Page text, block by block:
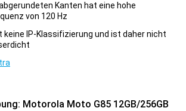
Kanten hat eine hohe
von 120 Hz
keine IP-Klassifizierung und ist daher nicht
Motorola Moto G85 12GB/256GB